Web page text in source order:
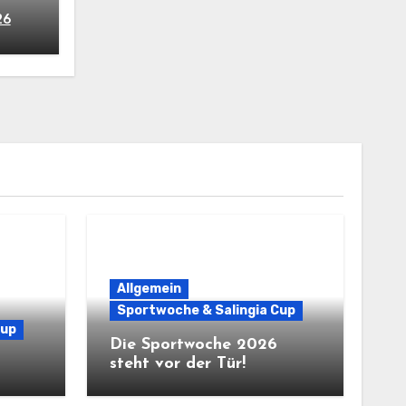
Allgemein
Sportwoche & Salingia Cup
Die Sportwoche 2026
steht vor der Tür!